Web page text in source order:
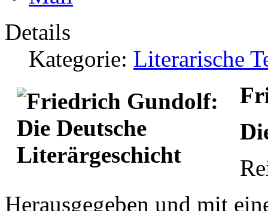
Details
Kategorie: Literarische
Herausgegeben und mit